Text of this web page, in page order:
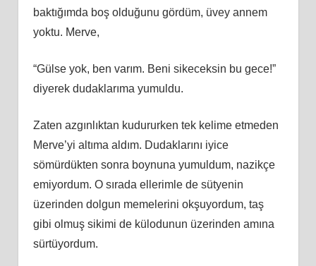
baktığımda boş olduğunu gördüm, üvey annem
yoktu. Merve,
“Gülse yok, ben varım. Beni sikeceksin bu gece!”
diyerek dudaklarıma yumuldu.
Zaten azgınlıktan kudururken tek kelime etmeden
Merve’yi altıma aldım. Dudaklarını iyice
sömürdükten sonra boynuna yumuldum, nazikçe
emiyordum. O sırada ellerimle de sütyenin
üzerinden dolgun memelerini okşuyordum, taş
gibi olmuş sikimi de külodunun üzerinden amına
sürtüyordum.